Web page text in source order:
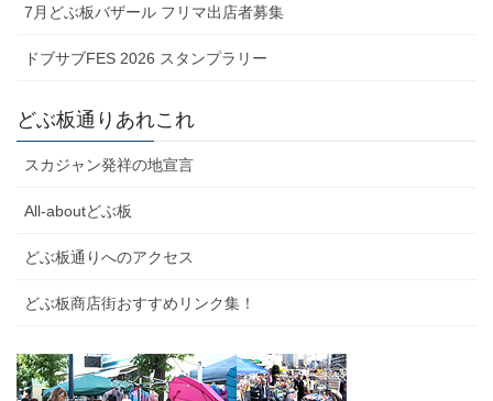
7月どぶ板バザール フリマ出店者募集
ドブサブFES 2026 スタンプラリー
どぶ板通りあれこれ
スカジャン発祥の地宣言
All-aboutどぶ板
どぶ板通りへのアクセス
どぶ板商店街おすすめリンク集！